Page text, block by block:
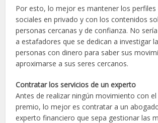
Por esto, lo mejor es mantener los perfiles
sociales en privado y con los contenidos
personas cercanas y de confianza. No
a estafadores que se dedican a investigar
personas con dinero para saber sus
aproximarse a sus seres cercanos.
Contratar los servicios de un experto
Antes de realizar ningún movimiento con
premio, lo mejor es contratar a un
experto financiero que sepa gestionar las